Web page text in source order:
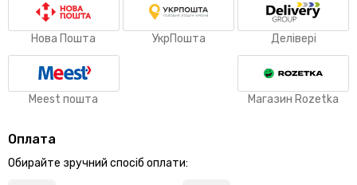
Нова Пошта УкрПошта Делівері
Meest пошта Магазин Rozetka
Оплата
Обирайте зручний спосіб оплати: